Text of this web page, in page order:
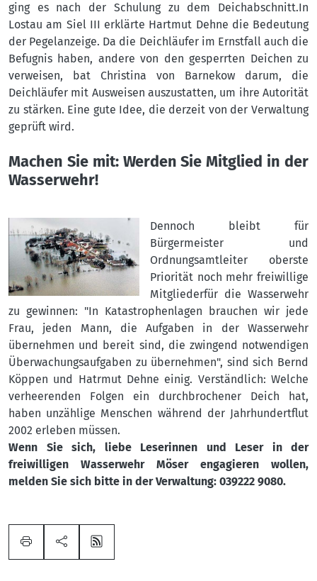
ging es nach der Schulung zu dem Deichabschnitt.In
Lostau am Siel III erklärte Hartmut Dehne die Bedeutung
der Pegelanzeige. Da die Deichläufer im Ernstfall auch die
Befugnis haben, andere von den gesperrten Deichen zu
verweisen, bat Christina von Barnekow darum, die
Deichläufer mit Ausweisen auszustatten, um ihre Autorität
zu stärken. Eine gute Idee, die derzeit von der Verwaltung
geprüft wird.
Machen Sie mit: Werden Sie Mitglied in der
Wasserwehr!
Dennoch bleibt für
Bürgermeister und
Ordnungsamtleiter oberste
Priorität noch mehr freiwillige
Mitgliederfür die Wasserwehr
zu gewinnen: "In Katastrophenlagen brauchen wir jede
Frau, jeden Mann, die Aufgaben in der Wasserwehr
übernehmen und bereit sind, die zwingend notwendigen
Überwachungsaufgaben zu übernehmen", sind sich Bernd
Köppen und Hatrmut Dehne einig. Verständlich: Welche
verheerenden Folgen ein durchbrochener Deich hat,
haben unzählige Menschen während der Jahrhundertflut
2002 erleben müssen.
Wenn Sie sich, liebe Leserinnen und Leser in der
freiwilligen Wasserwehr Möser engagieren wollen,
melden Sie sich bitte in der Verwaltung: 039222 9080.